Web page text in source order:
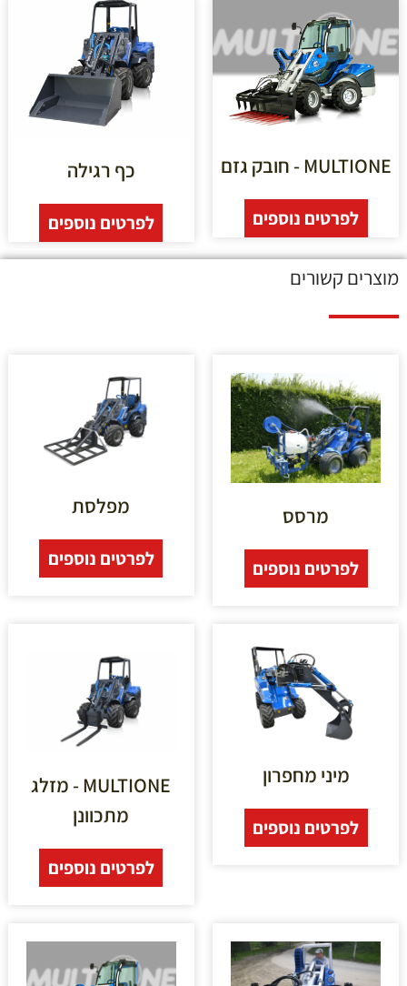
MULTIONE - חובק גזם
לפרטים נוספים
כף רגילה
לפרטים נוספים
מוצרים קשורים
מרסס
לפרטים נוספים
מפלסת
לפרטים נוספים
מיני מחפרון
לפרטים נוספים
MULTIONE - מזלג
מתכוונן
לפרטים נוספים